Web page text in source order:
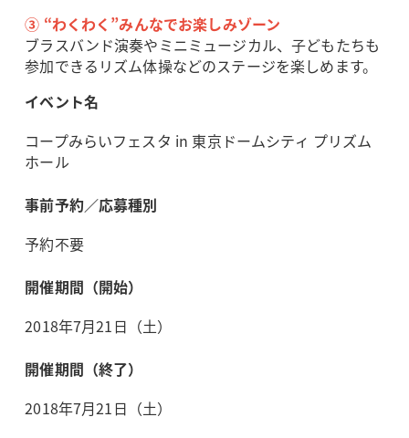
③ “わくわく”みんなでお楽しみゾーン
ブラスバンド演奏やミニミュージカル、子どもたちも
参加できるリズム体操などのステージを楽しめます。
イベント名
コープみらいフェスタ in 東京ドームシティ プリズム
ホール
事前予約／応募種別
予約不要
開催期間（開始）
2018年7月21日（土）
開催期間（終了）
2018年7月21日（土）